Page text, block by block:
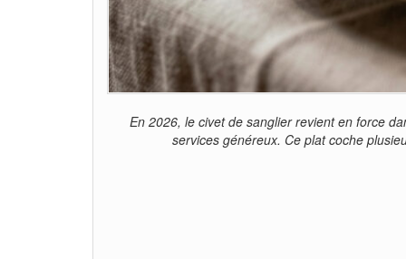
En 2026, le civet de sanglier revient en force
services généreux. Ce plat coche